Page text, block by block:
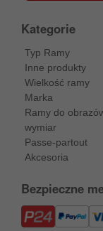
Kategorie
Typ Ramy
Inne produkty
Wielkość ramy
Marka
Ramy do
wymiar
Passe-partout
Akcesoria
Bezpieczne